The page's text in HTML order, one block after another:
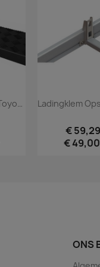
€ 59,29
€ 49,00
ONS